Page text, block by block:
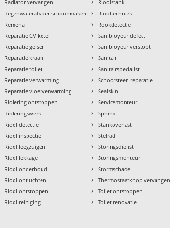
Radiator vervangen
Regenwaterafvoer schoonmaken
Remeha
Reparatie CV ketel
Reparatie geiser
Reparatie kraan
Reparatie toilet
Reparatie verwarming
Reparatie vloerverwarming
Riolering ontstoppen
Rioleringswerk
Riool detectie
Riool inspectie
Riool leegzuigen
Riool lekkage
Riool onderhoud
Riool ontluchten
Riool ontstoppen
Riool reiniging
› Rioolstank
› Riooltechniek
› Rookdetectie
› Sanibroyeur defect
› Sanibroyeur verstopt
› Sanitair
› Sanitairspecialist
› Schoorsteen reparatie
› Sealskin
› Servicemonteur
› Sphinx
› Stankoverlast
› Stelrad
› Storingsdienst
› Storingsmonteur
› Stormschade
› Thermostaatknop vervangen
› Toilet ontstoppen
› Toilet renovatie